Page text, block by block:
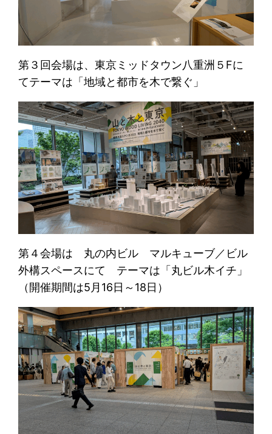
第３回会場は、東京ミッドタウン八重洲５Fに
てテーマは「地域と都市を木で繋ぐ」
第４会場は 丸の内ビル マルキューブ／ビル
外構スペースにて テーマは「丸ビル木イチ」
（開催期間は5月16日～18日）